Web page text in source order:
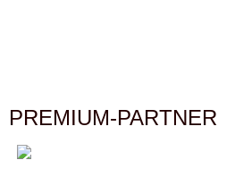
PREMIUM-PARTNER